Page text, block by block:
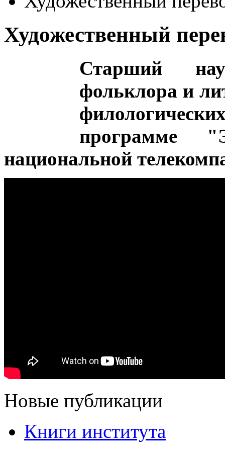
Художественный
Старший
фольклора и
программе
национальной
Новые публикации
Книги института